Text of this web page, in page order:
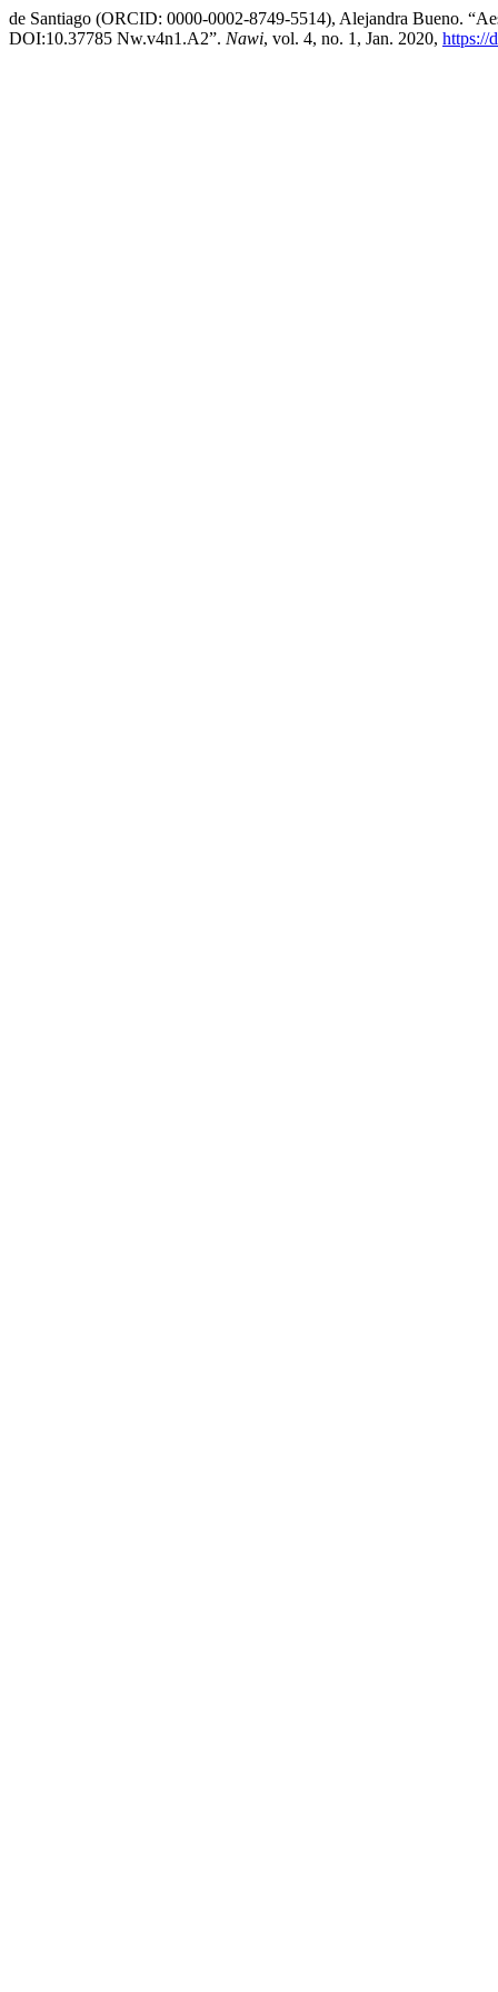
de Santiago (ORCID: 0000-0002-8749-5514), Alejandra Bueno.
DOI:10.37785 Nw.v4n1.A2”. Nawi, vol. 4, no. 1, Jan. 2020, https://